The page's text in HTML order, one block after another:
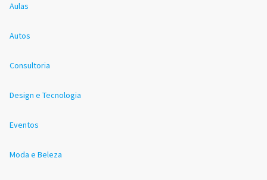
Aulas
Autos
Consultoria
Design e Tecnologia
Eventos
Moda e Beleza